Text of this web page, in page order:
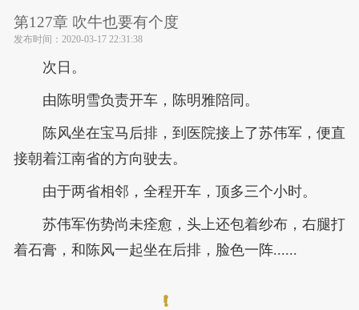
第127章 吹牛也要有个度
发布时间： 2020-03-17 22:31:38
次日。
由陈明雪负责开车，陈明雅陪同。
陈风坐在宝马后排，到医院接上了苏伟军，便直
接朝着江南省的方向驶去。
由于两省相邻，全程开车，顶多三个小时。
苏伟军伤势尚未痊愈，头上还包着纱布，右腿打
着石膏，和陈风一起坐在后排，脸色一阵......